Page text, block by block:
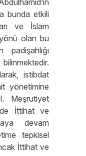
bunda etkili
ve İslam
olan bu
padişahlığı
istibdat
yönetimine
Meşrutiyet
İttihat ve
devam
tepkisel
İttihat ve